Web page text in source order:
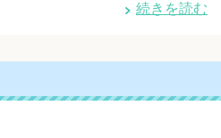
続きを読む